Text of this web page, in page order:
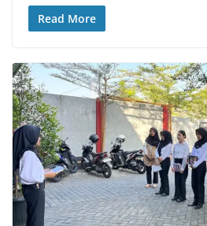
Read More